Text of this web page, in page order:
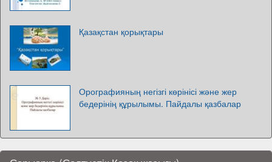
Қазақстан қорықтары
Орографияның негізгі көрінісі және жер
бедерінің құрылымы. Пайдалы қазбалар